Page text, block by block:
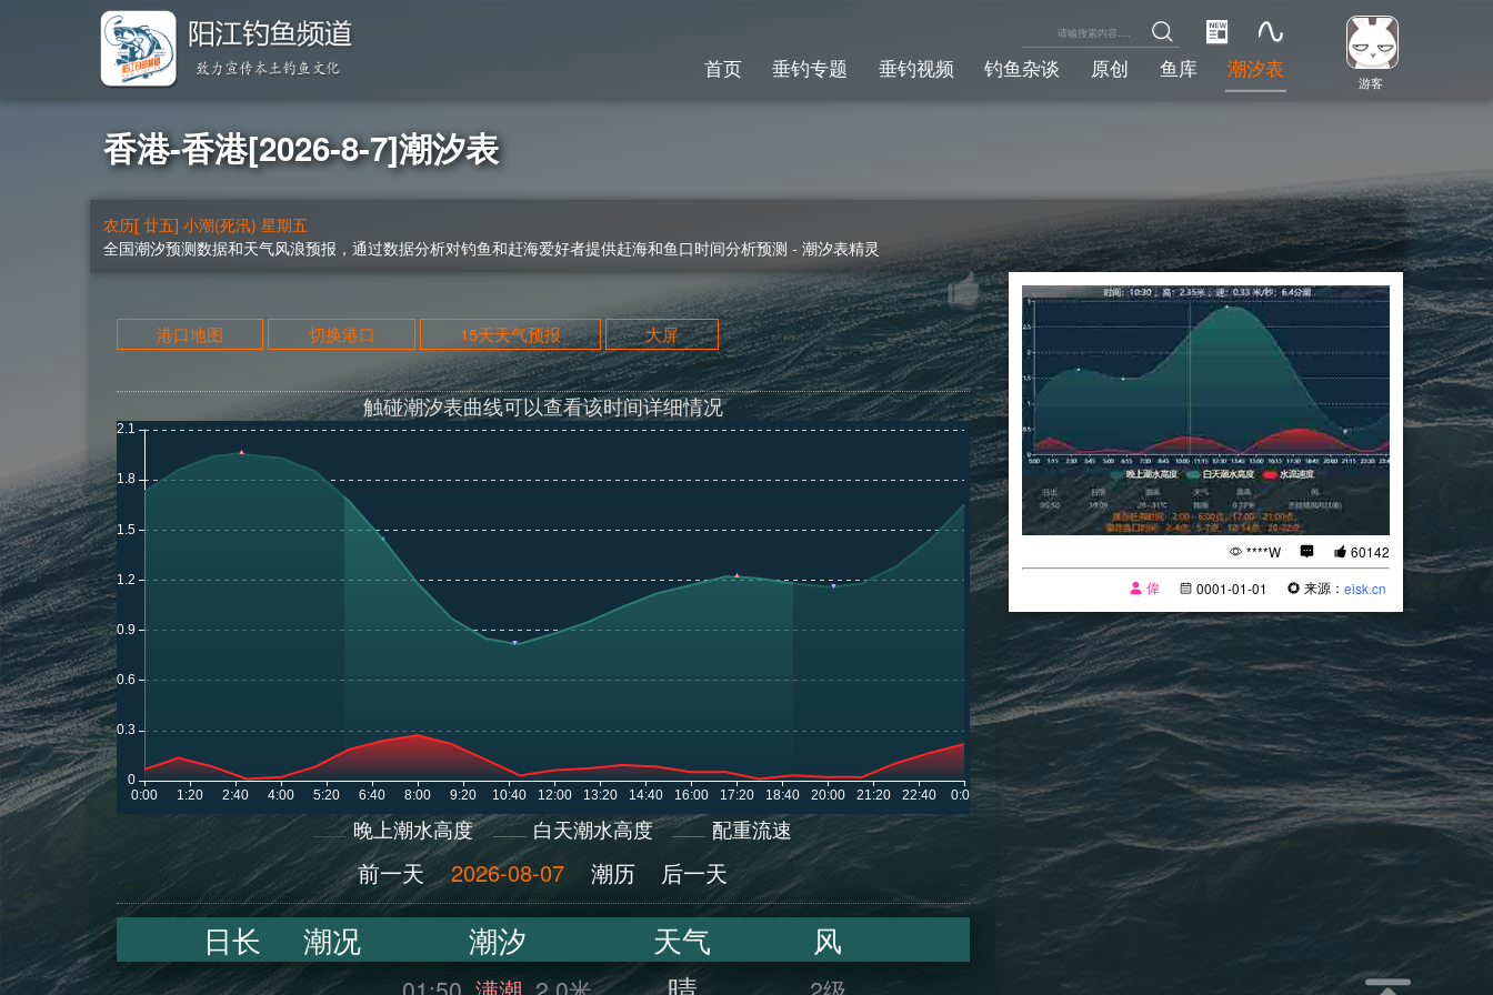
游客
首页 垂钓专题 垂钓视频 钓鱼杂谈 原创 鱼库 潮汐表
香港-香港[2026-8-7]潮汐表
农历[ 廿五] 小潮(死汛) 星期五
全国潮汐预测数据和天气风浪预报，通过数据分析对钓鱼和赶海爱好者提供赶海和鱼口时间分析预测 - 潮汐表精灵
港口地图 切换港口 15天天气预报 大屏
触碰潮汐表曲线可以查看该时间详细情况
晚上潮水高度 白天潮水高度 配重流速
前一天 2026-08-07 潮历 后一天
日长 潮况 潮汐 天气 风
****W
60142
偉
0001-01-01 来源：eisk.cn